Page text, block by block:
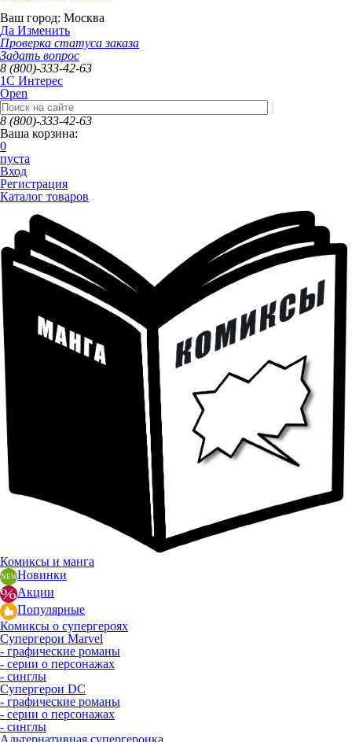
Ваш город: Москва
Да Изменить
Проверка статуса заказа
Задать вопрос
8 (800)-333-42-63
1C Интерес
Open
8 (800)-333-42-63
Ваша корзина:
0
пуста
Вход
Регистрация
Каталог товаров
Комиксы и манга
Новинки
Акции
Популярные
Комиксы о супергероях
Супергерои Marvel
- графические романы
- серии о персонажах
- синглы
Супергерои DC
- графические романы
- серии о персонажах
- синглы
Альтернативная супергероика